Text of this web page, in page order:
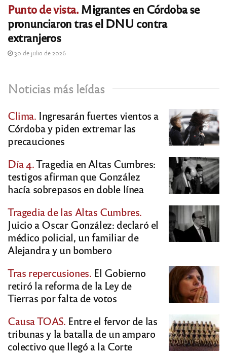
Punto de vista.Migrantes en Córdoba se
pronunciaron tras el DNU contra
extranjeros
30 de julio de 2026
Noticias más leídas
Clima. Ingresarán fuertes vientos a
Córdoba y piden extremar las
precauciones
Día 4.Tragedia en Altas Cumbres:
testigos afirman que González
hacía sobrepasos en doble línea
Tragedia de las Altas Cumbres.
Juicio a Oscar González: declaró el
médico policial, un familiar de
Alejandra y un bombero
Tras repercusiones. El Gobierno
retiró la reforma de la Ley de
Tierras por falta de votos
Causa TOAS. Entre el fervor de las
tribunas y la batalla de un amparo
colectivo que llegó a la Corte